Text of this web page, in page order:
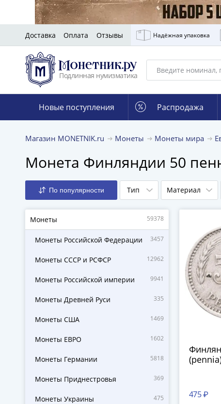
Доставка Оплата Отзывы Надёжная упаковка
Подлинная нумизматика
Новые поступления Распродажа
Магазин MONETNIK.ru Монеты Монеты мира
Монета Финляндии 50
По популярности Тип Материал
Монеты 59378
Монеты Российской Федерации 3457
Монеты СССР и РСФСР 12962
Монеты Российской империи 9941
Монеты Древней Руси 335
Монеты США 1469
Монеты ЕВРО 1602
Монеты Германии 5818
Монеты Приднестровья 369
Монеты Украины 475 475 ₽